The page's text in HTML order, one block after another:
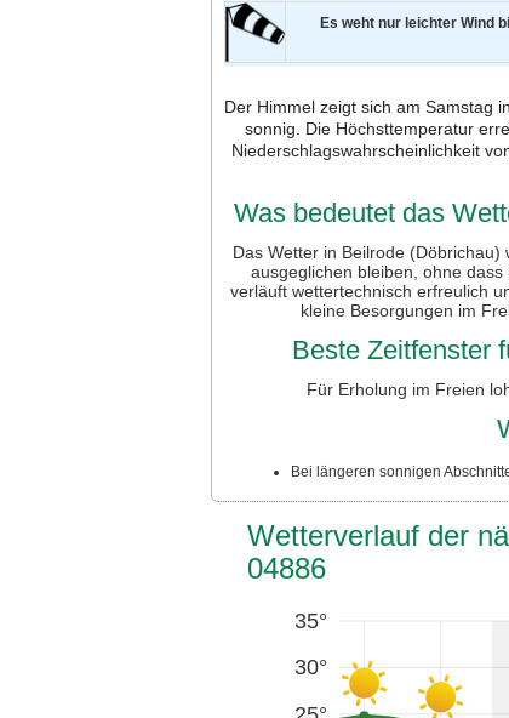
Es weht nur leichter Wind
Der Himmel zeigt sich am Samstag
sonnig. Die Höchsttemperatur
Niederschlagswahrscheinlichkeit
Was bedeutet das
Das Wetter in Beilrode
ausgeglichen bleiben, ohne
verläuft wettertechnisch erfreulich
kleine Besorgungen im
Beste Zeitfenster
Für Erholung im Freien
Bei längeren sonnigen
Wetterverlauf der
04886
30°
35°